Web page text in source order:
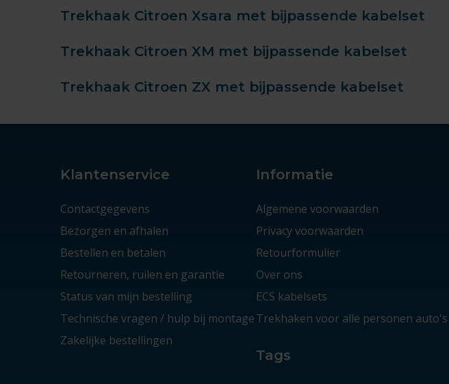
Trekhaak Citroen Xsara met bijpassende kabelset
Trekhaak Citroen XM met bijpassende kabelset
Trekhaak Citroen ZX met bijpassende kabelset
Klantenservice
Contactgegevens
Bezorgen en afhalen
Bestellen en betalen
Retourneren, ruilen en garantie
Status van mijn bestelling
Technische vragen / hulp bij montage
Zakelijke bestellingen
Informatie
Algemene voorwaarden
Privacy voorwaarden
Retourformulier
Over ons
ECS kabelsets
Trekhaken voor alle personen auto's
Tags